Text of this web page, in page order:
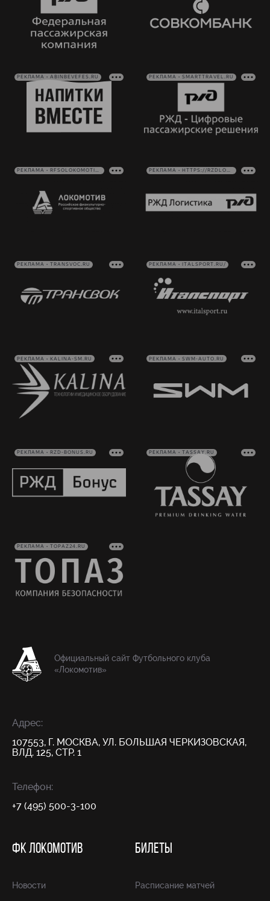
РЕКЛАМА • ABINBEVEFES.RU РЕКЛАМА • SMARTTRAVEL.RU
РЕКЛАМА • RFSOLOKOMOTIV.RU РЕКЛАМА • HTTPS://RZDLOG.RU/
РЕКЛАМА • TRANSVOC.RU РЕКЛАМА • ITALSPORT.RU/
РЕКЛАМА • KALINA-SM.RU РЕКЛАМА • SWM-AUTO.RU
РЕКЛАМА • RZD-BONUS.RU РЕКЛАМА • TASSAY.RU
РЕКЛАМА • TOPAZ24.RU
Официальный сайт Футбольного клуба
«Локомотив»
Адрес:
107553, Г. МОСКВА, УЛ. БОЛЬШАЯ ЧЕРКИЗОВСКАЯ,
ВЛД. 125, СТР. 1
Телефон:
+7 (495) 500-3-100
ФК ЛОКОМОТИВ
Новости
БИЛЕТЫ
Расписание матчей